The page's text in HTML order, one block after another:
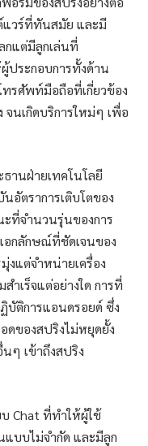
แวร์ที่ทันสมัย และมี
กแต่มีลูกเล่นที่
ประกอบการทั้งด้าน
รศัพท์มือถือที่เกี่ยวข้อง
นเกิดบริการใหม่ๆ เพื่อ
านฝ่ายเทคโนโลยี
อัตราการเติบโตของ
ที่จำนวนรุ่นของการ
อกลักษณ์ที่ชัดเจนของ
งแต่จำหน่ายเครื่อง
ำเร็จแต่อย่างใด การที่
บัติการแอนดรอยด์ ซึ่ง
ดของสปริงไม่หยุดยั้ง
ๆ เข้าถึงสปริง
Chat ที่ทำให้ผู้ใช้
บบไม่จำกัด และมีลูก